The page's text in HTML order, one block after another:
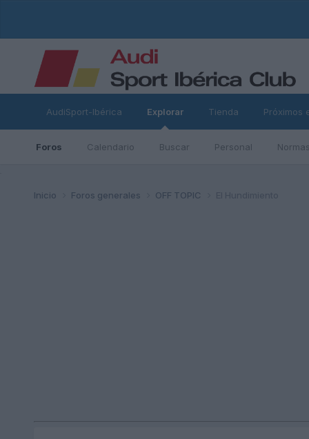
AudiSport-Ibérica Explorar
Foros Calendario Buscar Personal
Tienda Próximos
Inicio Foros generales OFF TOPIC